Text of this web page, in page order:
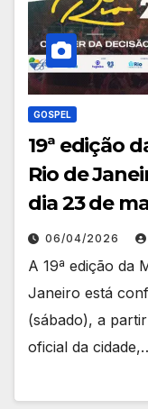
GOSPEL
19ª edição
Rio de
dia 23 de
06/04/2026
A 19ª edição da
Janeiro está
(sábado), a
oficial da